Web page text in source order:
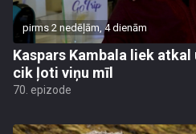
pirms 2 nedēļām, 4 dienām
Kaspars Kambala liek
cik ļoti viņu mīl
70. epizode